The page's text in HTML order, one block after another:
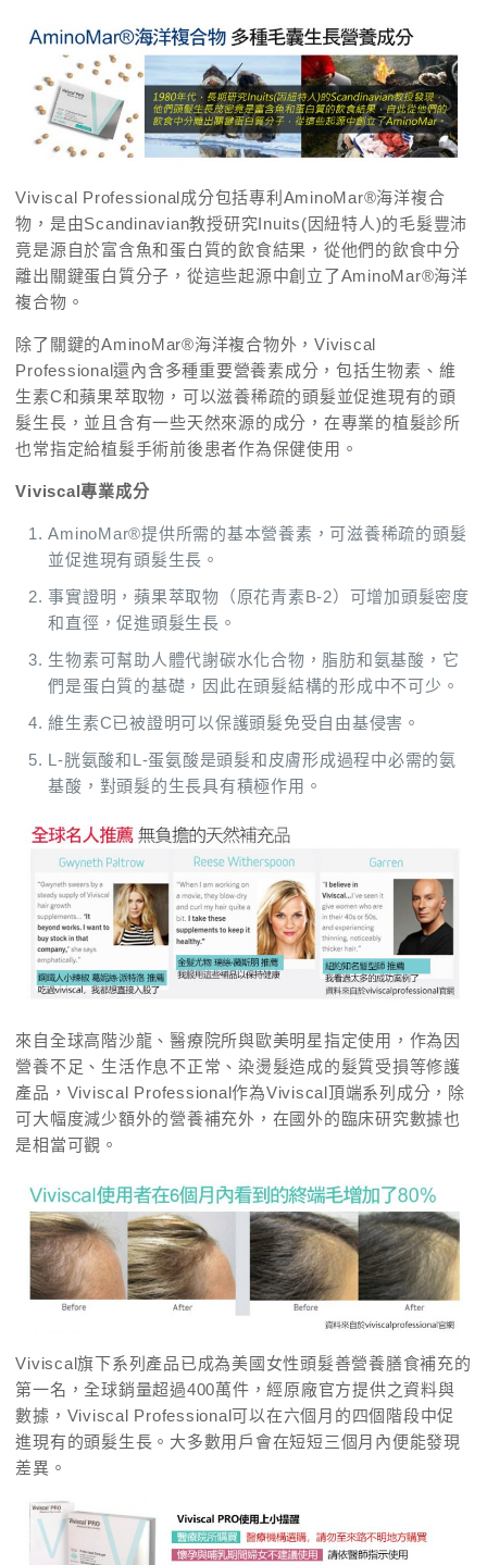
Viviscal Professional成分包括專利AminoMar®海洋複合
物，是由Scandinavian教授研究Inuits(因紐特人)的毛髮豐沛
竟是源自於富含魚和蛋白質的飲食結果，從他們的飲食中分
離出關鍵蛋白質分子，從這些起源中創立了AminoMar®海洋
複合物。
除了關鍵的AminoMar®海洋複合物外，Viviscal
Professional還內含多種重要營養素成分，包括生物素、維
生素C和蘋果萃取物，可以滋養稀疏的頭髮並促進現有的頭
髮生長，並且含有一些天然來源的成分，在專業的植髮診所
也常指定給植髮手術前後患者作為保健使用。
Viviscal專業成分
AminoMar®提供所需的基本營養素，可滋養稀疏的頭髮
並促進現有頭髮生長。
事實證明，蘋果萃取物（原花青素B-2）可增加頭髮密度
和直徑，促進頭髮生長。
生物素可幫助人體代謝碳水化合物，脂肪和氨基酸，它
們是蛋白質的基礎，因此在頭髮結構的形成中不可少。
維生素C已被證明可以保護頭髮免受自由基侵害。
L-胱氨酸和L-蛋氨酸是頭髮和皮膚形成過程中必需的氨
基酸，對頭髮的生長具有積極作用。
來自全球高階沙龍、醫療院所與歐美明星指定使用，作為因
營養不足、生活作息不正常、染燙髮造成的髮質受損等修護
產品，Viviscal Professional作為Viviscal頂端系列成分，除
可大幅度減少額外的營養補充外，在國外的臨床研究數據也
是相當可觀。
Viviscal旗下系列產品已成為美國女性頭髮善營養膳食補充的
第一名，全球銷量超過400萬件，經原廠官方提供之資料與
數據，Viviscal Professional可以在六個月的四個階段中促
進現有的頭髮生長。大多數用戶會在短短三個月內便能發現
差異。